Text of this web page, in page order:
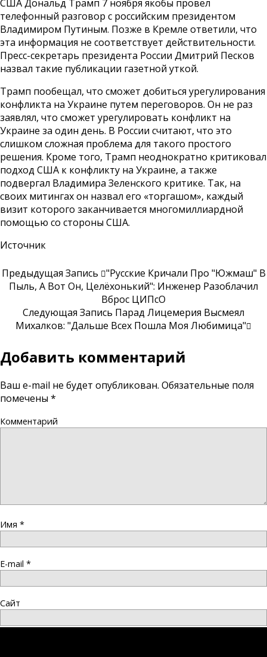
США Дональд Трамп 7 ноября якобы провел
телефонный разговор с российским президентом
Владимиром Путиным. Позже в Кремле ответили, что
эта информация не соответствует действительности.
Пресс-секретарь президента России Дмитрий Песков
назвал такие публикации газетной уткой.
Трамп пообещал, что сможет добиться урегулирования
конфликта на Украине путем переговоров. Он не раз
заявлял, что сможет урегулировать конфликт на
Украине за один день. В России считают, что это
слишком сложная проблема для такого простого
решения. Кроме того, Трамп неоднократно критиковал
подход США к конфликту на Украине, а также
подвергал Владимира Зеленского критике. Так, на
своих митингах он назвал его «торгашом», каждый
визит которого заканчивается многомиллиардной
помощью со стороны США.
Источник
Предыдущая Запись
"Русские Кричали Про "Южмаш" В
Пыль, А Вот Он, Целёхонький": Инженер Разоблачил
Вброс ЦИПсО
Следующая Запись Парад Лицемерия Высмеял
Михалков: "Дальше Всех Пошла Моя Любимица"
Добавить комментарий
Ваш e-mail не будет опубликован. Обязательные поля
помечены *
Комментарий
Имя *
E-mail *
Сайт